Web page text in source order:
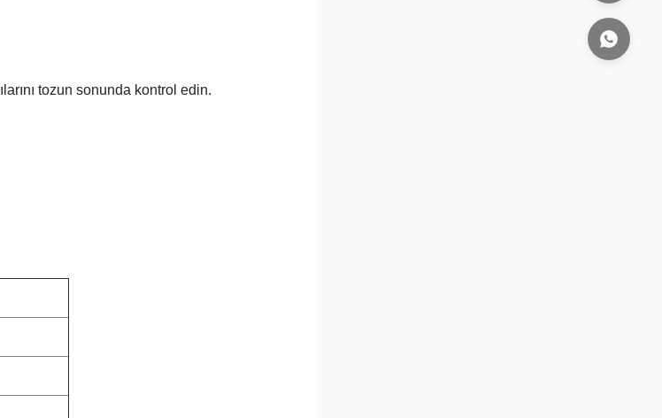
tozun sonunda kontrol edin.